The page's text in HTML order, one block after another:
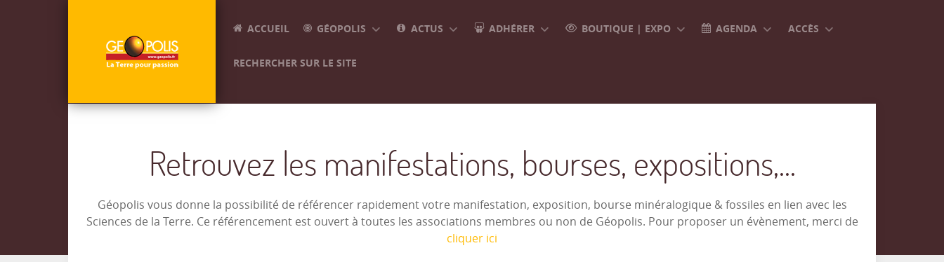
ACCUEIL GÉOPOLIS ACTUS ADHÉRER BOUTIQUE | EXPO AGENDA ACCÈS
RECHERCHER SUR LE SITE
Retrouvez les manifestations, bourses, expositions,...
Géopolis vous donne la possibilité de référencer rapidement votre manifestation, exposition, bourse minéralogique & fossiles en lien avec les
Sciences de la Terre. Ce référencement est ouvert à toutes les associations membres ou non de Géopolis. Pour proposer un évènement, merci de
cliquer ici